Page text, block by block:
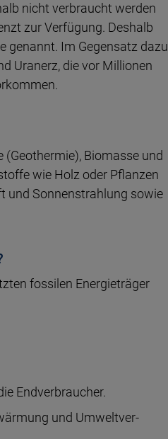
nicht ver­braucht wer­den
zur Ver­fü­gung. Des­halb
genannt. Im Gegen­satz dazu
Uran­erz, die vor Millio­nen
(Geothermie), Bio­masse und
wie Holz oder Pflan­zen
und Sonnen­strah­lung sowie
fossi­len Energie­trä­ger
Endver­brau­cher.
und Um­welt­ver­